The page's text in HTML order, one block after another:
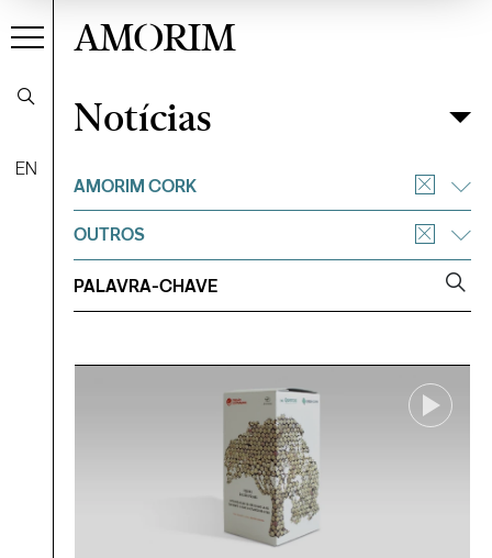
EN
AMORIM
Notícias
Filtrar
Notícias
AMORIM CORK
OUTROS